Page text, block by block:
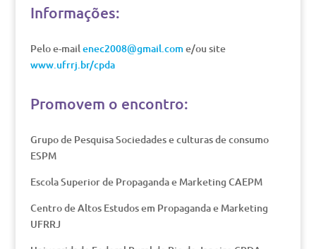
Informações:
Pelo e-mailenec2008@gmail.come/ou site
www.ufrrj.br/cpda
Promovem o encontro:
Grupo de Pesquisa Sociedades e culturas de consumo
ESPM
Escola Superior de Propaganda e Marketing CAEPM
Centro de Altos Estudos em Propaganda e Marketing
UFRRJ